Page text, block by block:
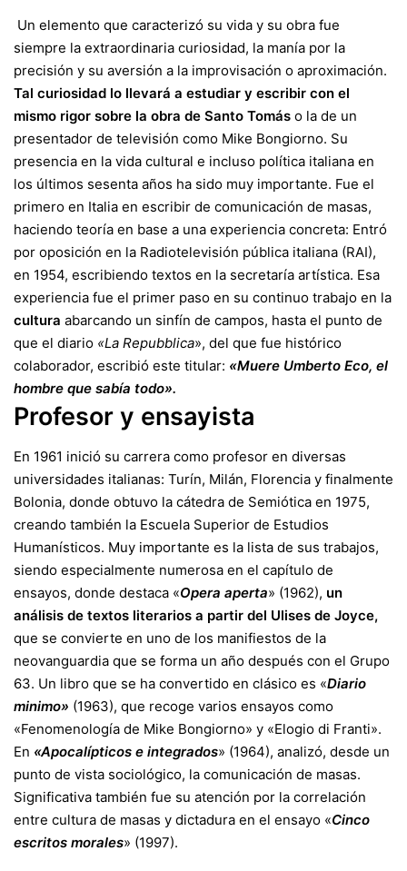
Un elemento que caracterizó su vida y su obra fue
siempre la extraordinaria curiosidad, la manía por la
precisión y su aversión a la improvisación o aproximación.
Tal curiosidad lo llevará a estudiar y escribir con el
mismo rigor sobre la obra de Santo Tomás o la de un
presentador de televisión como Mike Bongiorno. Su
presencia en la vida cultural e incluso política italiana en
los últimos sesenta años ha sido muy importante. Fue el
primero en Italia en escribir de comunicación de masas,
haciendo teoría en base a una experiencia concreta: Entró
por oposición en la Radiotelevisión pública italiana (RAI),
en 1954, escribiendo textos en la secretaría artística. Esa
experiencia fue el primer paso en su continuo trabajo en la
cultura abarcando un sinfín de campos, hasta el punto de
que el diario «La Repubblica», del que fue histórico
colaborador, escribió este titular: «Muere Umberto Eco, el
hombre que sabía todo».
Profesor y ensayista
En 1961 inició su carrera como profesor en diversas
universidades italianas: Turín, Milán, Florencia y finalmente
Bolonia, donde obtuvo la cátedra de Semiótica en 1975,
creando también la Escuela Superior de Estudios
Humanísticos. Muy importante es la lista de sus trabajos,
siendo especialmente numerosa en el capítulo de
ensayos, donde destaca «Opera aperta» (1962), un
análisis de textos literarios a partir del Ulises de Joyce,
que se convierte en uno de los manifiestos de la
neovanguardia que se forma un año después con el Grupo
63. Un libro que se ha convertido en clásico es «Diario
minimo» (1963), que recoge varios ensayos como
«Fenomenología de Mike Bongiorno» y «Elogio di Franti».
En «Apocalípticos e integrados» (1964), analizó, desde un
punto de vista sociológico, la comunicación de masas.
Significativa también fue su atención por la correlación
entre cultura de masas y dictadura en el ensayo «Cinco
escritos morales» (1997).